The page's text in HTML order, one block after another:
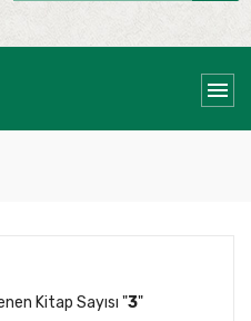
Kitap Sayısı "3"